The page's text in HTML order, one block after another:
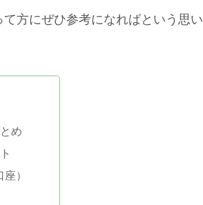
方にぜひ参考になればという思い
め
）